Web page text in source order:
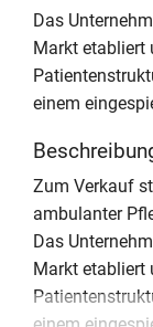
Das
Markt etabliert
einem
Zum Verkauf
ambulanter
Das
Markt etabliert